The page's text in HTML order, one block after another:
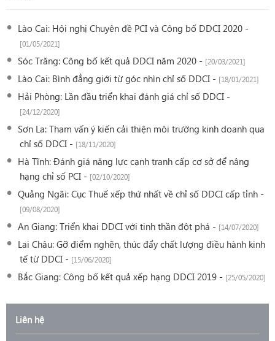
Lào Cai: Hội nghị Chuyên đề PCI và Công bố DDCI 2020 -
[01/05/2021]
Sóc Trăng: Công bố kết quả DDCI năm 2020 - [20/03/2021]
Lào Cai: Bình đẳng giới từ góc nhìn chỉ số DDCI - [18/01/2021]
Hải Phòng: Lần đầu triển khai đánh giá chỉ số DDCI -
[24/12/2020]
Sơn La: Tham vấn ý kiến cải thiện môi trường kinh doanh qua
chỉ số DDCI - [18/11/2020]
Hà Tĩnh: Đánh giá năng lực cạnh tranh cấp cơ sở để nâng
hạng chỉ số PCI - [02/10/2020]
Quảng Ngãi: Cục Thuế xếp thứ nhất về chỉ số DDCI cấp tỉnh -
[09/08/2020]
An Giang: Triển khai DDCI với tinh thần đột phá - [14/07/2020]
Lai Châu: Gỡ điểm nghẽn, thúc đẩy chất lượng điều hành kinh
tế từ DDCI - [15/06/2020]
Bắc Giang: Công bố kết quả xếp hạng DDCI 2019 - [25/05/2020]
Liên hệ